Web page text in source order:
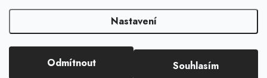
Nastavení
Odmítnout Souhlasím
Dopravné
Kontaktujte nás
Hodnocení obchodu
Tipy na tvoření
Jutový Mikuláš, anděl a čert - perfektní zábava pro děti
Mikuláš, anděl a čert - perfektní tvoření pro děti
Copyright 2026CENTROFLOR, s.r.o. . Všechna práva vyhrazena.